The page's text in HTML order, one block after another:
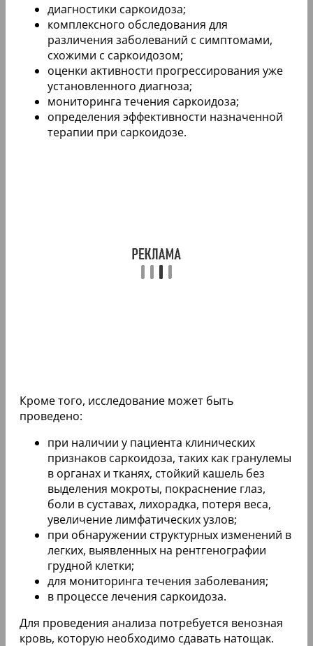
диагностики саркоидоза;
комплексного обследования для
различения заболеваний с симптомами,
схожими с саркоидозом;
оценки активности прогрессирования уже
установленного диагноза;
мониторинга течения саркоидоза;
определения эффективности назначенной
терапии при саркоидозе.
Кроме того, исследование может быть
проведено:
при наличии у пациента клинических
признаков саркоидоза, таких как гранулемы
в органах и тканях, стойкий кашель без
выделения мокроты, покраснение глаз,
боли в суставах, лихорадка, потеря веса,
увеличение лимфатических узлов;
при обнаружении структурных изменений в
легких, выявленных на рентгенографии
грудной клетки;
для мониторинга течения заболевания;
в процессе лечения саркоидоза.
Для проведения анализа потребуется венозная
кровь, которую необходимо сдавать натощак.